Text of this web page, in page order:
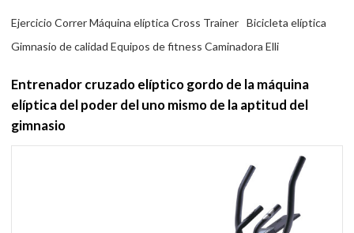
Ejercicio Correr Máquina elíptica Cross Trainer
Bicicleta elíptica
Gimnasio de calidad Equipos de fitness Caminadora Elli
Entrenador cruzado elíptico gordo de la máquina
elíptica del poder del uno mismo de la aptitud del
gimnasio